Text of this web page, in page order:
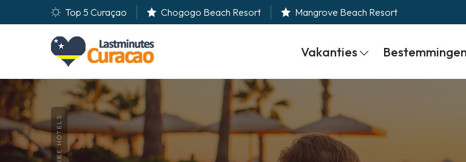
Top 5 Curaçao Chogogo Beach Resort Mangrove Beach Resort
Vakanties Bestemmingen